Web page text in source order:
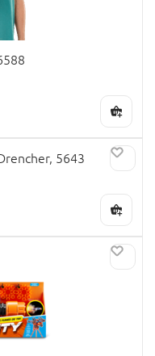
5643